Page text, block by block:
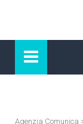
Agenzia Comunica